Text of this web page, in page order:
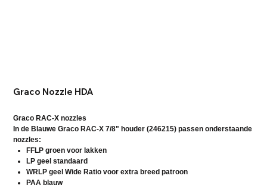
Graco Nozzle HDA
Graco RAC-X nozzles
In de Blauwe Graco RAC-X 7/8" houder (246215) passen onderstaande
nozzles:
FFLP groen voor lakken
LP geel standaard
WRLP geel Wide Ratio voor extra breed patroon
PAA blauw